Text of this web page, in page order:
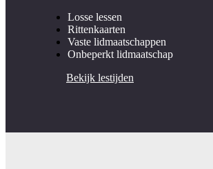
Losse lessen
Rittenkaarten
Vaste lidmaatschappen
Onbeperkt lidmaatschap
Bekijk lestijden